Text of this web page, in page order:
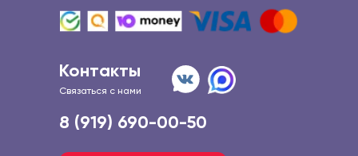
Контакты
Связаться с нами
8 (919) 690-00-50